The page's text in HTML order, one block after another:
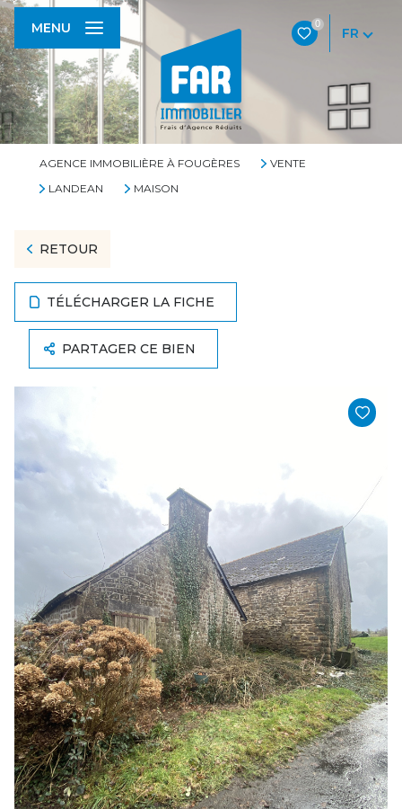
0
FR
MENU
AGENCE IMMOBILIÈRE À FOUGÈRES
VENTE
LANDEAN
MAISON
RETOUR
TÉLÉCHARGER LA FICHE
PARTAGER CE BIEN